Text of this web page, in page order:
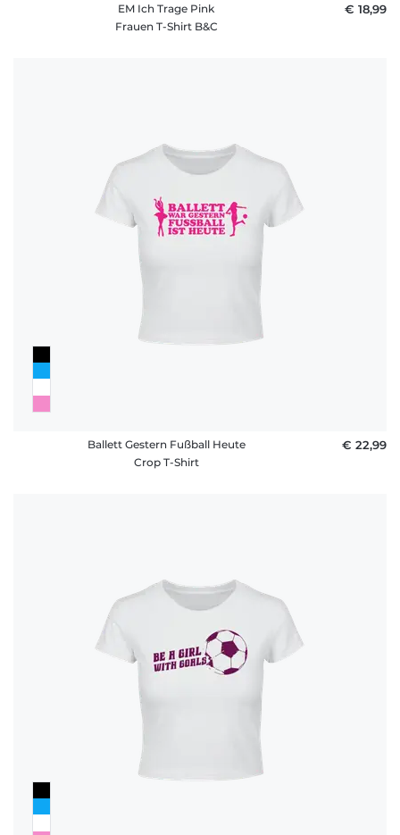
EM Ich Trage Pink
Frauen T-Shirt B&C
€ 18,99
Ballett Gestern Fußball Heute
Crop T-Shirt
€ 22,99